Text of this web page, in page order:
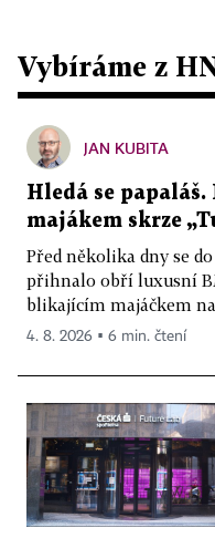
Vybíráme z
JAN KUBITA
Hledá se
majákem skrze
Před několika dny se
přihnalo obří luxusní
blikajícím majáčkem
4. 8. 2026 ▪ 6 min. čtení